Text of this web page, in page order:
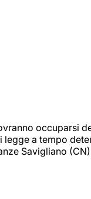
occuparsi
a tempo
Savigliano (CN)